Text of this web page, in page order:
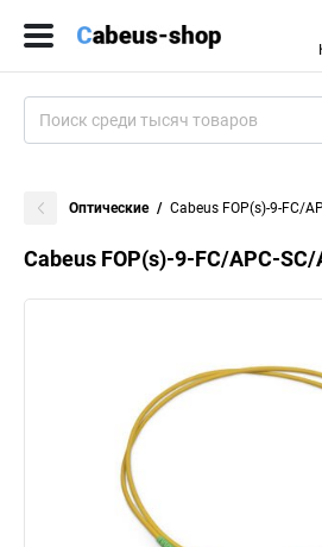
Оптические Cabeus FOP(s)-9-FC/
Cabeus FOP(s)-9-FC/APC-